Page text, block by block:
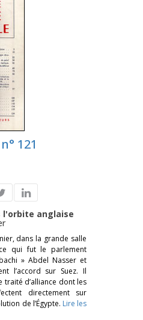
121
l'orbite anglaise
dans la grande salle
qui fut le parlement
» Abdel Nasser et
l’accord sur Suez. Il
traité d’alliance dont les
directement sur
de l’Égypte. Lire les